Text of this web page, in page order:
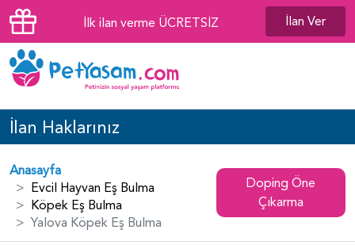
İlk ilan verme ÜCRETSİZ İlan Ver
İlan Haklarınız
Anasayfa
Evcil Hayvan Eş Bulma
Köpek Eş Bulma
Yalova Köpek Eş Bulma
Doping Öne
Çıkarma